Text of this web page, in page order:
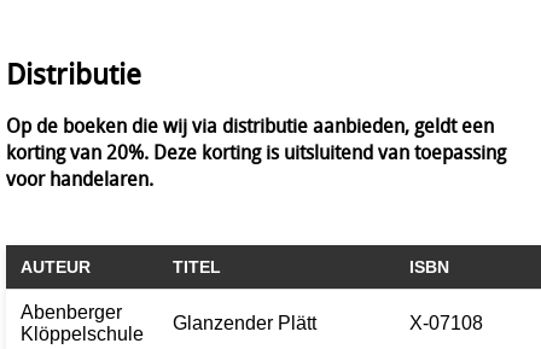
Distributie
Op de boeken die wij via distributie aanbieden, geldt een
korting van 20%. Deze korting is uitsluitend van toepassing
voor handelaren.
AUTEUR TITEL ISBN
Abenberger
Klöppelschule
Glanzender Plätt X-07108